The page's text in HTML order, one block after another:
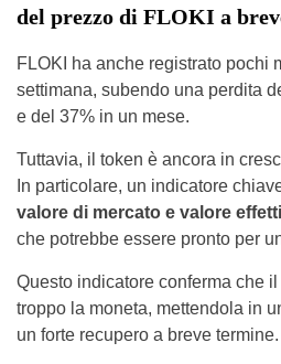
del prezzo di FLOKI a
FLOKI ha anche registrato pochi
settimana, subendo una perdita
e del 37% in un mese.
Tuttavia, il token è ancora in
In particolare, un indicatore
valore di mercato e valore
che potrebbe essere pronto per
Questo indicatore conferma che
troppo la moneta, mettendola in
un forte recupero a breve termine.